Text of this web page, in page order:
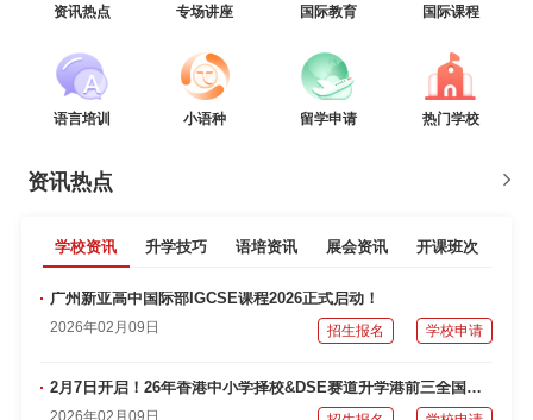
资讯热点 专场讲座 国际教育 国际课程
语言培训 小语种 留学申请 热门学校
资讯热点
学校资讯 升学技巧 语培资讯 展会资讯 开课班次
广州新亚高中国际部IGCSE课程2026正式启动！
2026年02月09日 招生报名 学校申请
2月7日开启！26年香港中小学择校&DSE赛道升学港前三全国巡讲，与名师天团面对面！
2026年02月09日